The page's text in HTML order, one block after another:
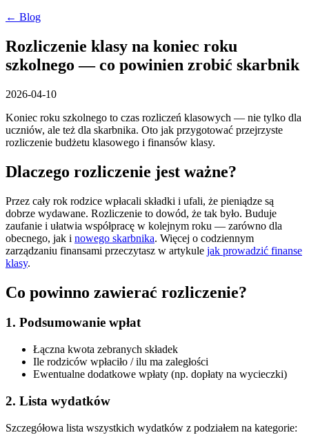
← Blog
Rozliczenie klasy na koniec roku
szkolnego — co powinien zrobić skarbnik
2026-04-10
Koniec roku szkolnego to czas rozliczeń klasowych — nie tylko dla
uczniów, ale też dla skarbnika. Oto jak przygotować przejrzyste
rozliczenie budżetu klasowego i finansów klasy.
Dlaczego rozliczenie jest ważne?
Przez cały rok rodzice wpłacali składki i ufali, że pieniądze są
dobrze wydawane. Rozliczenie to dowód, że tak było. Buduje
zaufanie i ułatwia współpracę w kolejnym roku — zarówno dla
obecnego, jak i nowego skarbnika. Więcej o codziennym
zarządzaniu finansami przeczytasz w artykule jak prowadzić finanse
klasy.
Co powinno zawierać rozliczenie?
1. Podsumowanie wpłat
Łączna kwota zebranych składek
Ile rodziców wpłaciło / ilu ma zaległości
Ewentualne dodatkowe wpłaty (np. dopłaty na wycieczki)
2. Lista wydatków
Szczegółowa lista wszystkich wydatków z podziałem na kategorie: